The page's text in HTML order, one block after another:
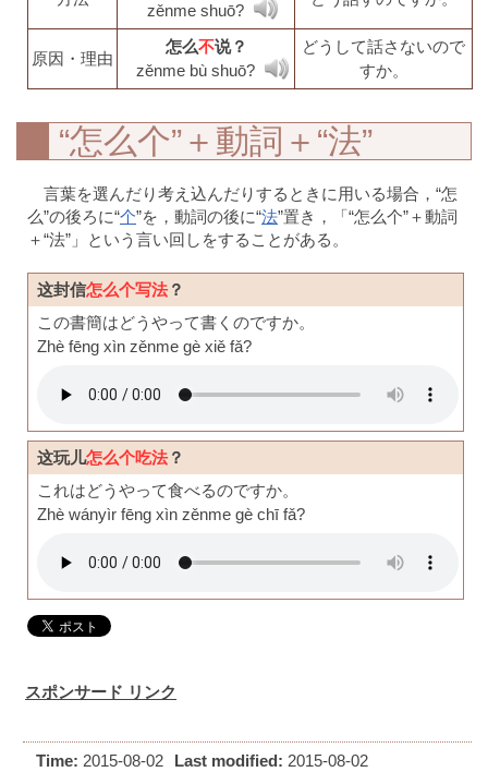
zěnme shuō?
原因・理由
怎么不说？
zěnme bù shuō?
どうして話さないので
すか。
“怎么个”＋動詞＋“法”
言葉を選んだり考え込んだりするときに用いる場合，“怎
么”の後ろに“个”を，動詞の後に“法”置き，「“怎么个”＋動詞
＋“法”」という言い回しをすることがある。
这封信怎么个写法 ？
この書簡はどうやって書くのですか。
Zhè fēng xìn zěnme gè xiě fǎ?
这玩儿怎么个吃法 ？
これはどうやって食べるのですか。
Zhè wányìr fēng xìn zěnme gè chī fǎ?
スポンサード リンク
Time: 2015-08-02 Last modified: 2015-08-02